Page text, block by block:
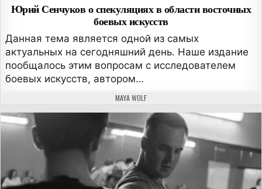
Юрий Сенчуков о спекуляциях в области восточных
боевых искусств
Данная тема является одной из самых
актуальных на сегодняшний день. Наше издание
пообщалось этим вопросам с исследователем
боевых искусств, автором…
АВТОР:
MAYA WOLF